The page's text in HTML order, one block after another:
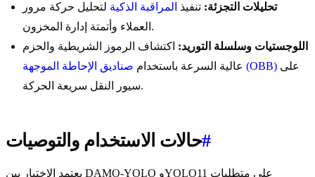
تحليلات التجزئة: تنفيذ المراقبة الذكية لتحليل حركة مرور
العملاء وأتمتة إدارة المخزون.
اللوجستيات وسلسلة التوريد: اكتشاف الرموز الشريطية والحزم
عالية السرعة باستخدام صناديق الإحاطة الموجهة (OBB)
سيور النقل سريعة الحركة.
حالات الاستخدام والتوصيات#
يعتمد الاختيار بين DAMO-YOLO وYOLO11 على متطلبات